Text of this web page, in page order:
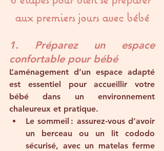
aux premiers jours avec bébé
1. Préparez un espace
confortable pour bébé
L’aménagement d’un espace adapté
est essentiel pour accueillir votre
bébé dans un environnement
chaleureux et pratique.
Le sommeil : assurez-vous d’avoir
un berceau ou un lit cododo
sécurisé, avec un matelas ferme